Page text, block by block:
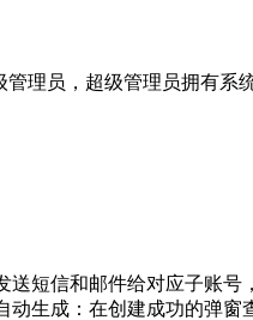
理员，超级管理员拥有系
送短信和邮件给对应子账号
动生成：在创建成功的弹